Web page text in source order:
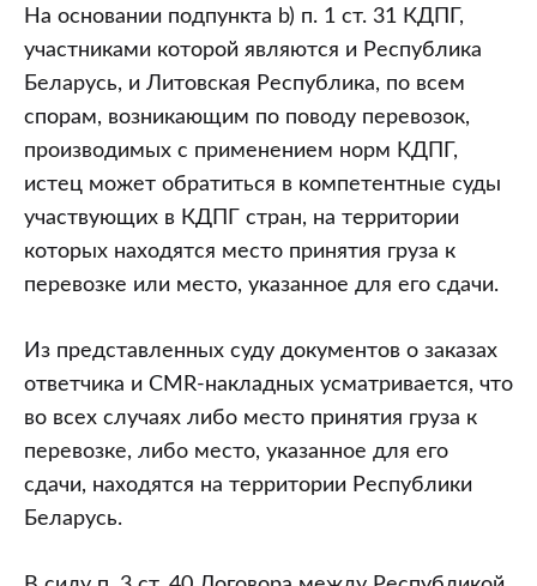
На основании подпункта b) п. 1 ст. 31 КДПГ,
участниками которой являются и Республика
Беларусь, и Литовская Республика, по всем
спорам, возникающим по поводу перевозок,
производимых с применением норм КДПГ,
истец может обратиться в компетентные суды
участвующих в КДПГ стран, на территории
которых находятся место принятия груза к
перевозке или место, указанное для его сдачи.
Из представленных суду документов о заказах
ответчика и CMR-накладных усматривается, что
во всех случаях либо место принятия груза к
перевозке, либо место, указанное для его
сдачи, находятся на территории Республики
Беларусь.